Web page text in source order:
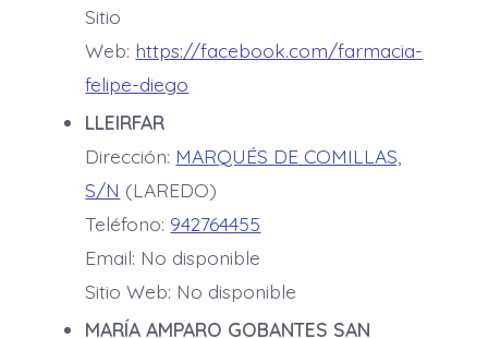
Sitio
Web: https://facebook.com/farmacia-
felipe-diego
LLEIRFAR
Dirección: MARQUÉS DE COMILLAS,
S/N (LAREDO)
Teléfono: 942764455
Email: No disponible
Sitio Web: No disponible
MARÍA AMPARO GOBANTES SAN